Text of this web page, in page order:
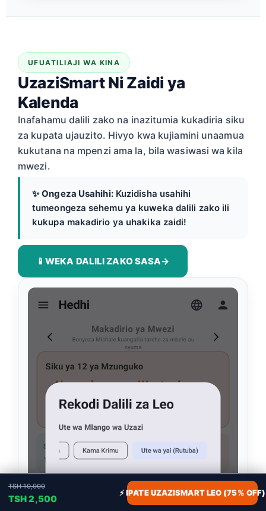
UFUATILIAJI WA KINA
UzaziSmart Ni Zaidi ya
Kalenda
Inafahamu dalili zako na inazitumia kukadiria siku
za kupata ujauzito. Hivyo kwa kujiamini unaamua
kukutana na mpenzi ama la, bila wasiwasi wa kila
mwezi.
✨Ongeza Usahihi:Kuzidisha usahihi
tumeongeza sehemu ya kuweka dalili zako ili
kukupa makadirio ya uhakika zaidi!
📱WEKA DALILI ZAKO SASA→
TSH 10,000
TSH 2,500
⚡ IPATE UZAZISMART LEO (75% OFF)